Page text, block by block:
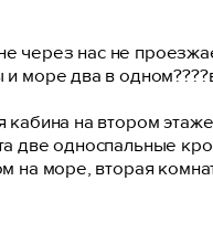
через нас не
море два в
кабина на втором
две односпальные
на море, вторая